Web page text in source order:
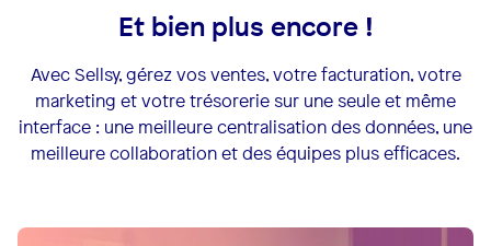
Et bien plus encore !
Avec Sellsy, gérez vos ventes, votre facturation, votre
marketing et votre trésorerie sur une seule et même
interface : une meilleure centralisation des données, une
meilleure collaboration et des équipes plus efficaces.